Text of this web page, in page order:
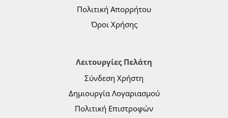
Πολιτική Απορρήτου
Όροι Χρήσης
Λειτουργίες Πελάτη
Σύνδεση Χρήστη
Δημιουργία Λογαριασμού
Πολιτική Επιστροφών